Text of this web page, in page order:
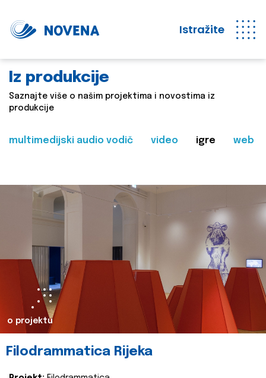
Istražite
Iz produkcije
Saznajte više o našim projektima i novostima iz
produkcije
multimedijski audio vodič video igre web
o projektu
Filodrammatica Rijeka